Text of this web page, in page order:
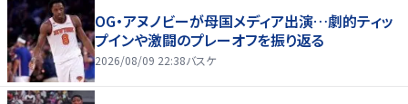
OG・アヌノビーが母国メディア出演…劇的ティッ
プインや激闘のプレーオフを振り返る
2026/08/09 22:38バスケ